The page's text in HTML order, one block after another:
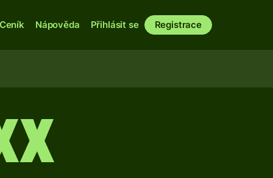
Nápověda Přihlásit se Registrace